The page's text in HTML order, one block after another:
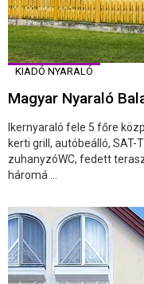
KIADÓ NYARALÓ
Magyar Nyaraló
Ikernyaraló fele 5 főre
kerti grill, autóbeálló, SAT-
zuhanyzóWC, fedett
háromá ...